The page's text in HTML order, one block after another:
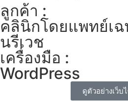
ลูกค้า :
คลินิกโดยแพทย์เ
นรีเวช
เครื่องมือ :
WordPress
ดูตัวอย่างเว็บ